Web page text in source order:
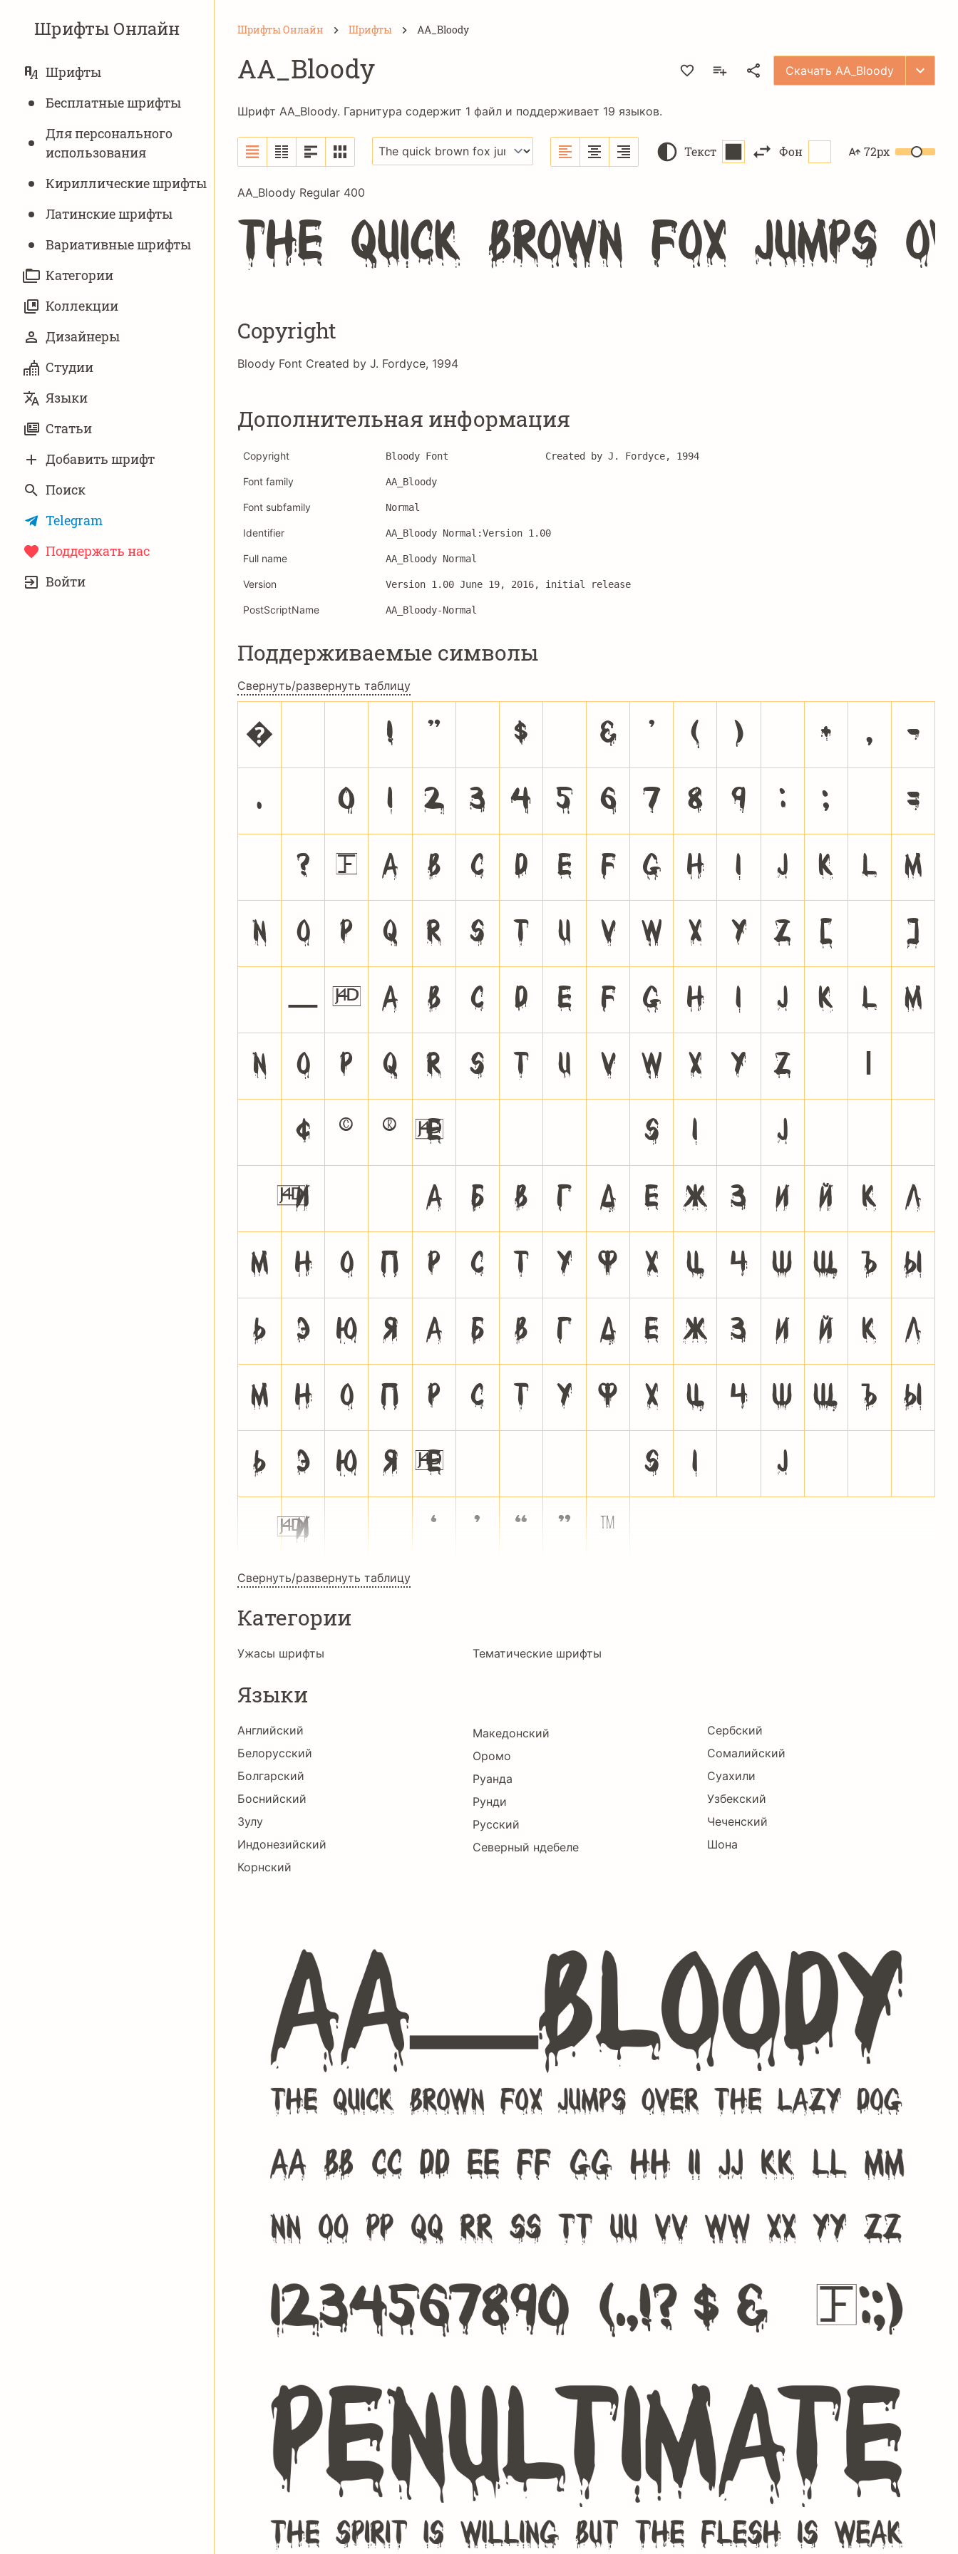
Шрифты Онлайн
НАВИГАЦИЯ
Шрифты
Бесплатные шрифты
Для персонального
использования
Кириллические шрифты
Латинские шрифты
Вариативныe шрифты
Категории
Коллекции
Дизайнеры
Студии
Языки
Статьи
Добавить шрифт
Поиск
Telegram
Поддержать нас
ЗАПИСЬ
Войти
Шрифты Онлайн Шрифты AA_Bloody
AA_Bloody Скачать AA_Bloody
Шрифт AA_Bloody. Гарнитура содержит 1 файл и поддерживает 19 языков.
Текст Фон 72px
AA_Bloody Regular 400
The quick brown fox jumps
Copyright
Bloody Font Created by J. Fordyce, 1994
Дополнительная информация
Copyright Bloody Font                 Created by J. Fordyce, 1994
Font family AA_Bloody
Font subfamily Normal
Identifier AA_Bloody Normal:Version 1.00
Full name AA_Bloody Normal
Version Version 1.00 June 19, 2016, initial release
PostScriptName AA_Bloody-Normal
Поддерживаемые символы
Свернуть/развернуть таблицу
� ! " $ & ' ( ) + , -
. 0 1 2 3 4 5 6 7 8 9 : ; =
? @ A B C D E F G H I J K L M
N O P Q R S T U V W X Y Z [ ]
_ ` a b c d e f g h i j k l m
n o p q r s t u v w x y z
¢ © ® Ѐ Ѕ І Ј
Ѝ А Б В Г Д Е Ж З И Й К Л
М Н О П Р С Т У Ф Х Ц Ч Ш Щ Ъ Ы
Ь Э Ю Я а б в г д е ж з и й к л
м н о п р с т у ф х ц ч ш щ ъ ы
ь э ю я ѐ ѕ і ј
ѝ ‘ ’ “ ” ™
Свернуть/развернуть таблицу
Категории
Ужасы шрифты Тематические шрифты
Языки
Английский
Белорусский
Болгарский
Боснийский
Зулу
Индонезийский
Корнский
Македонский
Оромо
Руанда
Рунди
Русский
Северный ндебеле
Сербский
Сомалийский
Суахили
Узбекский
Чеченский
Шона